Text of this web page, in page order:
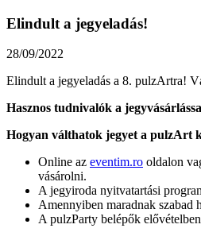
Elindult a jegyeladás!
28/09/2022
Elindult a jegyeladás a 8. pulzArtra!
Hasznos tudnivalók a
Hogyan válthatok jegyet a pulzArt
Online az eventim.ro oldalon
vásárolni.
A jegyiroda nyitvatartási
Amennyiben maradnak szabad
A pulzParty belépők